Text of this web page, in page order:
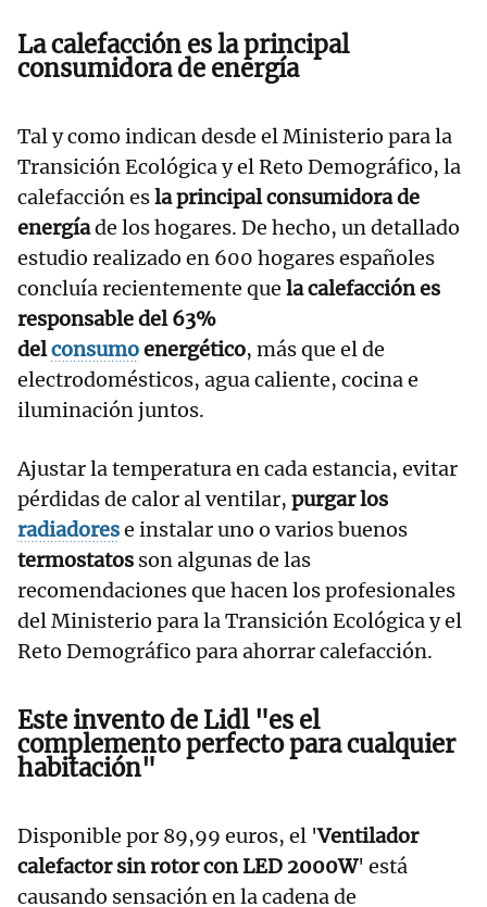
La calefacción esla principal
consumidora de energía
Tal y como indican desde el Ministerio para la
Transición Ecológica y el Reto Demográfico, la
calefacción esla principal consumidora de
energíade los hogares. De hecho, un detallado
estudio realizado en 600 hogares españoles
concluía recientemente que la calefacción es
responsable del 63%
delconsumoenergético, más que el de
electrodomésticos, agua caliente, cocina e
iluminación juntos.
Ajustar la temperatura en cada estancia, evitar
pérdidas de calor al ventilar, purgar los
radiadorese instalar uno o varios buenos
termostatos son algunas de las
recomendaciones que hacen los profesionales
del Ministerio para la Transición Ecológica y el
Reto Demográfico para ahorrar calefacción.
Este invento de Lidl "es el
complemento perfecto para cualquier
habitación"
Disponible por 89,99 euros, el 'Ventilador
calefactor sin rotor con LED 2000W' está
causando sensación en la cadena de